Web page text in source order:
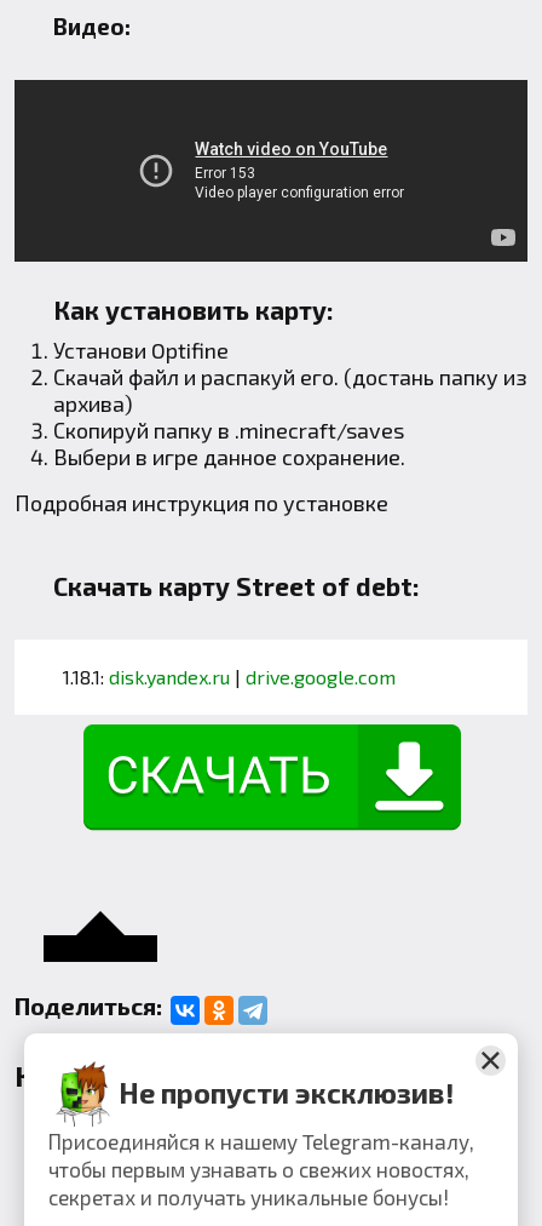
Видео:
Как установить карту:
Установи Optifine
Скачай файл и распакуй его. (достань папку из
архива)
Скопируй папку в .minecraft/saves
Выбери в игре данное сохранение.
Подробная инструкция по установке
Скачать карту Street of debt:
1.18.1: disk.yandex.ru | drive.google.com
Поделиться:
КомментарииНе пропусти эксклюзив!
Присоединяйся к нашему Telegram-каналу,
чтобы первым узнавать о свежих новостях,
секретах и получать уникальные бонусы!